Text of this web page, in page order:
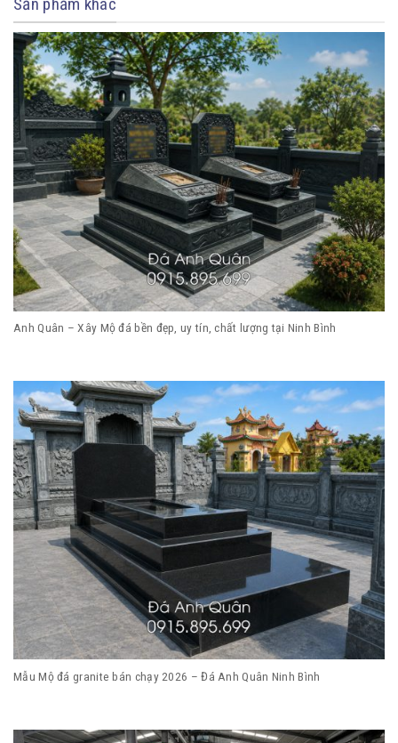
Anh Quân – Xây Mộ đá bền đẹp, uy tín, chất lượng tại Ninh Bình
Mẫu Mộ đá granite bán chạy 2026 – Đá Anh Quân Ninh Bình